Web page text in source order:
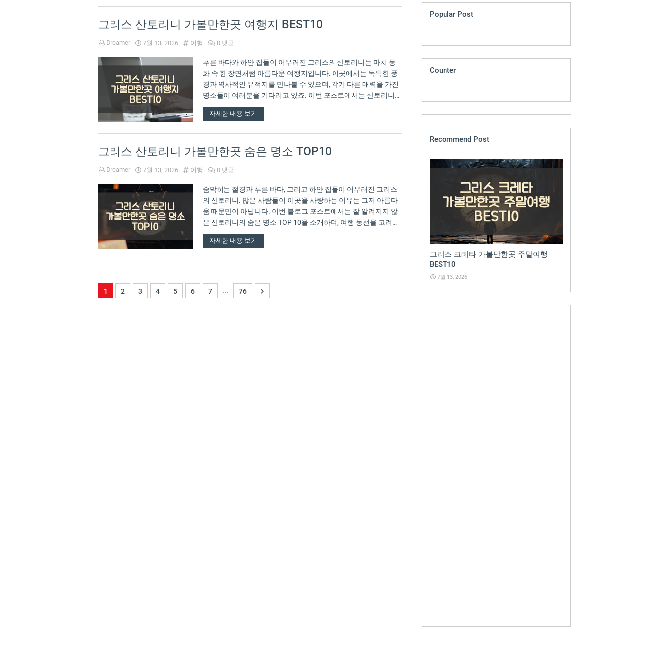
그리스 산토리니 가볼만한곳 여행지 BEST10
Dreamer 7월 13, 2026 여행 0 댓글
푸른 바다와 하얀 집들이 어우러진 그리스의 산토리니는 마치 동
화 속 한 장면처럼 아름다운 여행지입니다. 이곳에서는 독특한 풍
경과 역사적인 유적지를 만나볼 수 있으며, 각기 다른 매력을 가진
명소들이 여러분을 기다리고 있죠. 이번 포스트에서는 산토리니에
서 꼭 가봐야…
자세한 내용 보기
그리스 산토리니 가볼만한곳 숨은 명소 TOP10
Dreamer 7월 13, 2026 여행 0 댓글
숨막히는 절경과 푸른 바다, 그리고 하얀 집들이 어우러진 그리스
의 산토리니. 많은 사람들이 이곳을 사랑하는 이유는 그저 아름다
움 때문만이 아닙니다. 이번 블로그 포스트에서는 잘 알려지지 않
은 산토리니의 숨은 명소 TOP 10을 소개하며, 여행 동선을 고려한
추천 …
자세한 내용 보기
1 2 3 4 5 6 7 ... 76
Popular Post
Counter
Recommend Post
그리스 크레타 가볼만한곳 주말여행
BEST10
7월 13, 2026